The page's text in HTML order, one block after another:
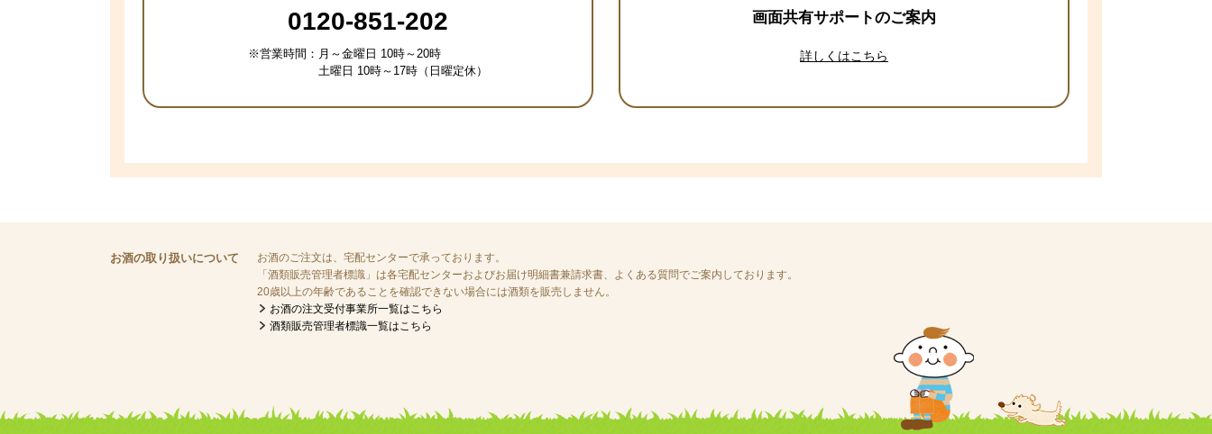
0120-851-202
※営業時間： 月～金曜日 10時～20時
土曜日 10時～17時（日曜定休）
画面共有サポートのご案内
詳しくはこちら
お酒の取り扱いについて
お酒のご注文は、宅配センターで承っております。
「酒類販売管理者標識」は各宅配センターおよびお届け明細書兼請求書、よくある質問でご案内しております。
20歳以上の年齢であることを確認できない場合には酒類を販売しません。
お酒の注文受付事業所一覧はこちら
酒類販売管理者標識一覧はこちら